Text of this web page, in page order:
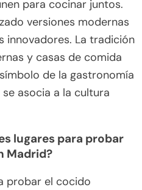
para cocinar juntos.
versiones modernas
innovadores. La tradición
y casas de comida
de la gastronomía
asocia a la cultura
lugares para probar
Madrid?
probar el cocido